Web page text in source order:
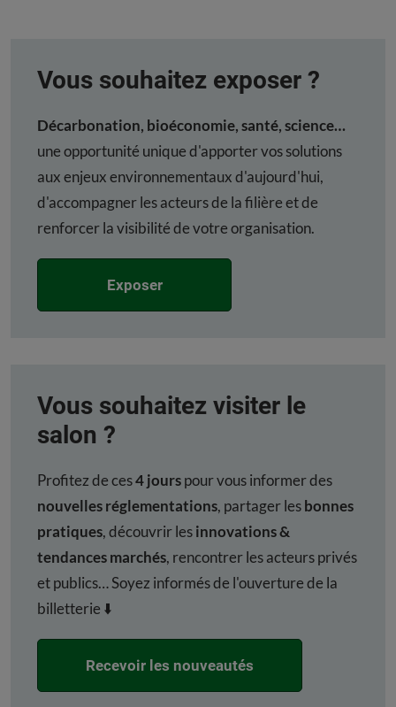
Vous souhaitez exposer ?
Décarbonation, bioéconomie, santé, science…
une opportunité unique d'apporter vos solutions
aux enjeux environnementaux d'aujourd'hui,
d'accompagner les acteurs de la filière et de
renforcer la visibilité de votre organisation.
Exposer
Vous souhaitez visiter le
salon ?
Profitez de ces4 jourspour vous informer des
nouvelles réglementations, partager lesbonnes
pratiques, découvrir lesinnovations &
tendances marchés, rencontrer les acteurs privés
et publics… Soyez informés de l'ouverture de la
billetterie ⬇️
Recevoir les nouveautés